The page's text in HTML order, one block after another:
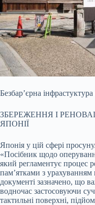
Безбар’єрна
ЗБЕРЕЖЕННЯ І
ЯПОНІЇ
Японія у цій сфері
«Посібник щодо
який регламентує процес
пам’ятками з урахуванням
документі зазначено, що
водночас застосовуючи
тактильні поверхні,